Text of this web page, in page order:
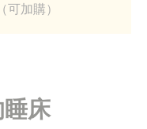
加購）
床